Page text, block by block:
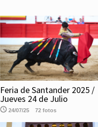
Feria de Santander 2025 /
Jueves 24 de Julio
24/07/25 72 fotos